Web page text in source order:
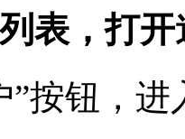
表，打
”按钮，